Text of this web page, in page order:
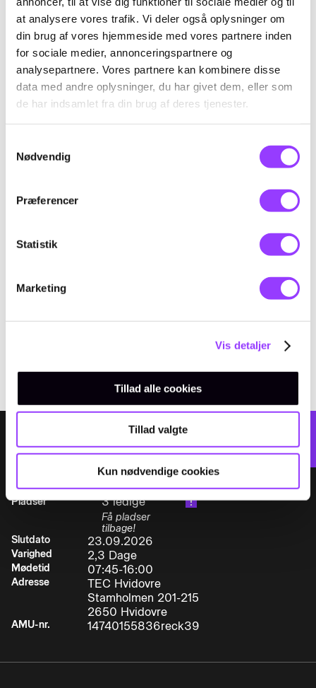
at analysere vores trafik. Vi deler også oplysninger om
din brug af vores hjemmeside med vores partnere inden
for sociale medier, annonceringspartnere og
analysepartnere. Vores partnere kan kombinere disse
data med andre oplysninger, du har givet dem, eller som
de har indsamlet fra din brug af deres tjenester.
Nødvendig
Præferencer
Statistik
Marketing
Vis detaljer
Tillad alle cookies
Tillad valgte
Kun nødvendige cookies
ADR Repetition -
Grundkursus + Klasse 1
Skolefagkode
47707
Varighed
2,3 dage
Timer pr. dag
Indhold
udstedt ADR-bevis, varetage transport af farligt
gods i emballager
• med undtagelse af gods hørende til klasse 7.
Uddannelse og eksamen gennemføres i henhold
KONTAKT
Kursus-
amukursus@tec.dk
Tilmeld
Pladser 3 ledige
Få pladser
tilbage!
Slutdato
23.09.2026
Varighed 2,3 Dage
Mødetid 07:45-16:00
Adresse
TEC Hvidovre
Stamholmen 201-215
2650 Hvidovre
AMU-nr. 14740155836reck39